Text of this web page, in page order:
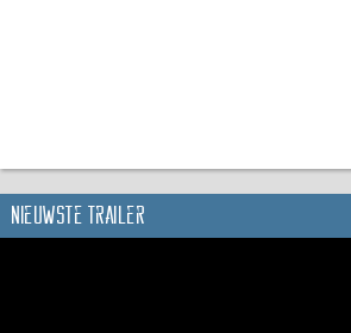
Nieuwste trailer